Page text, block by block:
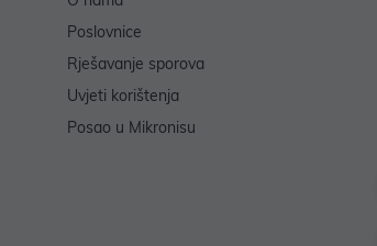
Poslovnice
Rješavanje sporova
Uvjeti korištenja
Posao u Mikronisu